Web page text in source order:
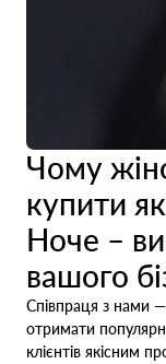
Чому
купити
Ноче –
вашого
Співпраця з нами
отримати
клієнтів якісним